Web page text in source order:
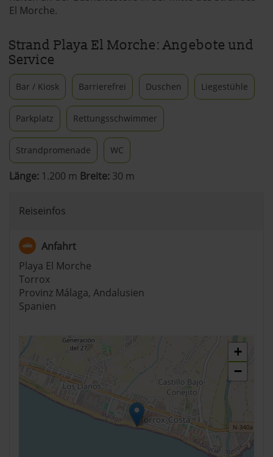
El Morche.
Strand Playa El Morche: Angebote und
Service
Bar / Kiosk Barrierefrei Duschen Liegestühle
Parkplatz Rettungsschwimmer
Strandpromenade WC
Länge: 1.200 m Breite: 30 m
Reiseinfos
Anfahrt
Playa El Morche
Torrox
Provinz Málaga, Andalusien
Spanien
+
−